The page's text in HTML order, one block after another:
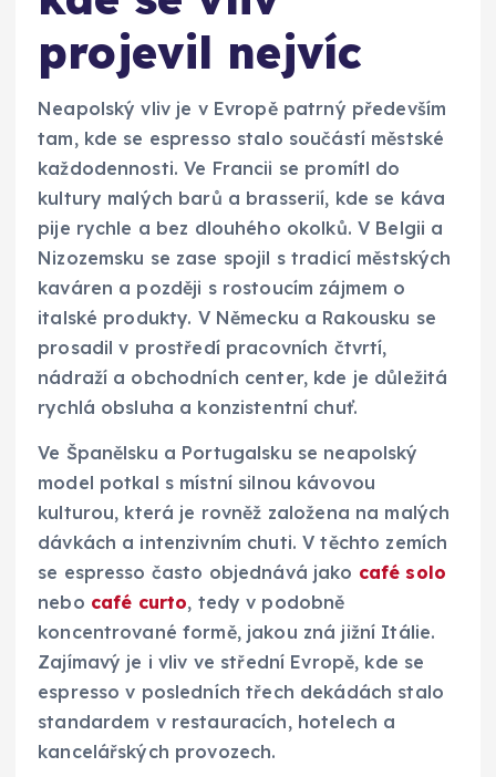
projevil nejvíc
Neapolský vliv je v Evropě patrný především
tam, kde se espresso stalo součástí městské
každodennosti. Ve Francii se promítl do
kultury malých barů a brasserií, kde se káva
pije rychle a bez dlouhého okolků. V Belgii a
Nizozemsku se zase spojil s tradicí městských
kaváren a později s rostoucím zájmem o
italské produkty. V Německu a Rakousku se
prosadil v prostředí pracovních čtvrtí,
nádraží a obchodních center, kde je důležitá
rychlá obsluha a konzistentní chuť.
Ve Španělsku a Portugalsku se neapolský
model potkal s místní silnou kávovou
kulturou, která je rovněž založena na malých
dávkách a intenzivním chuti. V těchto zemích
se espresso často objednává jako café solo
nebo café curto, tedy v podobně
koncentrované formě, jakou zná jižní Itálie.
Zajímavý je i vliv ve střední Evropě, kde se
espresso v posledních třech dekádách stalo
standardem v restauracích, hotelech a
kancelářských provozech.